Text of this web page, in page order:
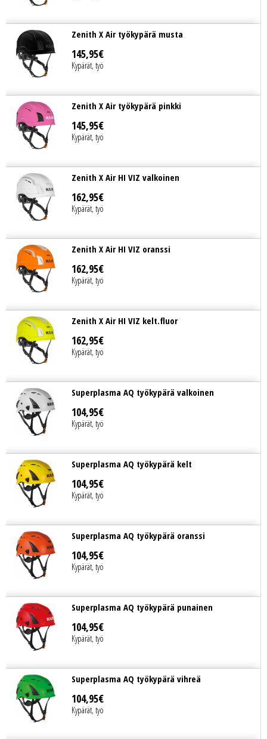
Zenith X Air työkypärä musta
145,95€
Kypärät, työ
Zenith X Air työkypärä pinkki
145,95€
Kypärät, työ
Zenith X Air HI VIZ valkoinen
162,95€
Kypärät, työ
Zenith X Air HI VIZ oranssi
162,95€
Kypärät, työ
Zenith X Air HI VIZ kelt.fluor
162,95€
Kypärät, työ
Superplasma AQ työkypärä valkoinen
104,95€
Kypärät, työ
Superplasma AQ työkypärä kelt
104,95€
Kypärät, työ
Superplasma AQ työkypärä oranssi
104,95€
Kypärät, työ
Superplasma AQ työkypärä punainen
104,95€
Kypärät, työ
Superplasma AQ työkypärä vihreä
104,95€
Kypärät, työ